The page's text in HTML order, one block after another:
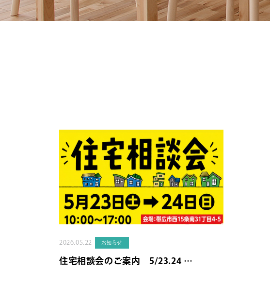
2026.05.22 お知らせ
住宅相談会のご案内 5/23.24 …